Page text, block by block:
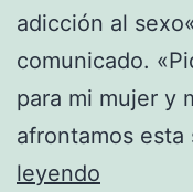
adicción al
comunicado.
para mi mujer y
afrontamos
leyendo